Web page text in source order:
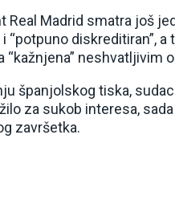
Real Madrid smatra još
i “potpuno diskreditiran”,
“kažnjena” neshvatljivim
španjolskog tiska,
za sukob interesa,
završetka.